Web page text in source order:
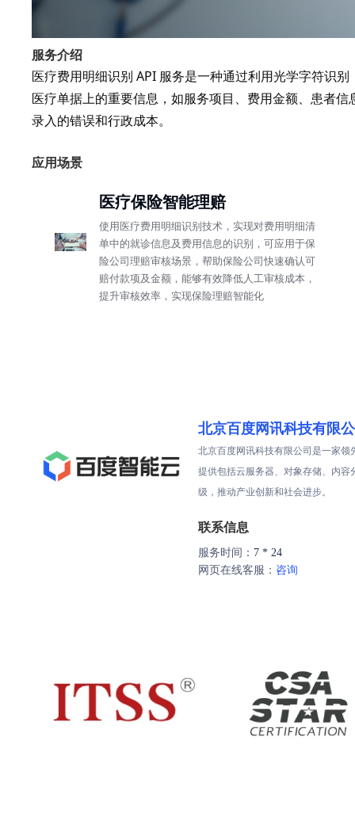
服务介绍
医疗费用明细识别 API 服务是一种通过利用光学字符识
医疗单据上的重要信息，如服务项目、费用金额、患者
录入的错误和行政成本。
应用场景
医疗保险智能理赔
使用医疗费用明细识别技术，实现对费用明细清
单中的就诊信息及费用信息的识别，可应用于保
险公司理赔审核场景，帮助保险公司快速确认可
赔付款项及金额，能够有效降低人工审核成本，
提升审核效率，实现保险理赔智能化
北京百度网讯科技有限
北京百度网讯科技有限公司是一家
提供包括云服务器、对象存储、内
级，推动产业创新和社会进步。
联系信息
服务时间： 7 * 24
网页在线客服： 咨询